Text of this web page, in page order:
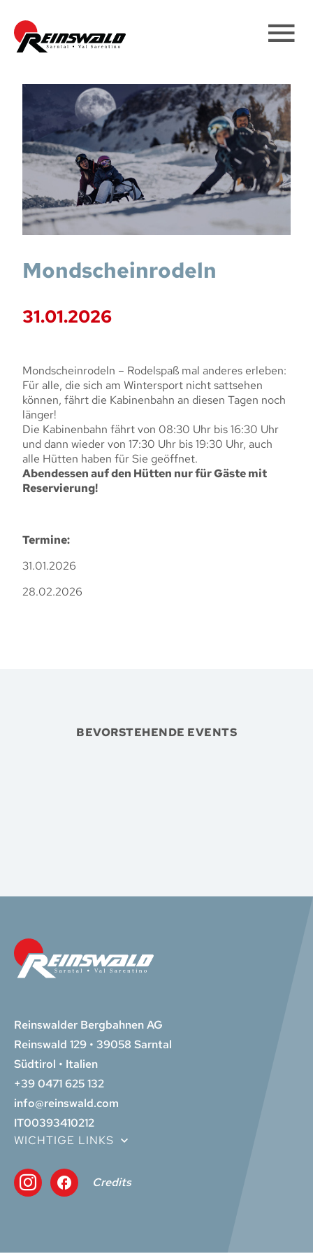
Mondscheinrodeln
31.01.2026
Mondscheinrodeln – Rodelspaß mal anderes erleben:
Für alle, die sich am Wintersport nicht sattsehen
können, fährt die Kabinenbahn an diesen Tagen noch
länger!
Die Kabinenbahn fährt von 08:30 Uhr bis 16:30 Uhr
und dann wieder von 17:30 Uhr bis 19:30 Uhr, auch
alle Hütten haben für Sie geöffnet.
Abendessen auf den Hütten nur für Gäste mit
Reservierung!
Termine:
31.01.2026
28.02.2026
BEVORSTEHENDE EVENTS
Reinswalder Bergbahnen AG
Reinswald 129 • 39058 Sarntal
Südtirol • Italien
+39 0471 625 132
info@reinswald.com
IT00393410212
WICHTIGE LINKS
Credits